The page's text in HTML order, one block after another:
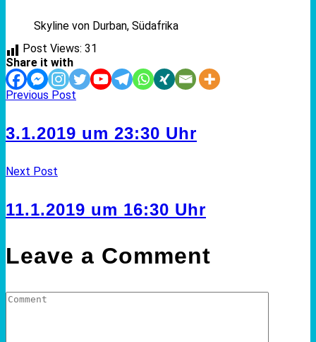
Skyline von Durban, Südafrika
Post Views: 31
Share it with
Previous Post
3.1.2019 um 23:30 Uhr
Next Post
11.1.2019 um 16:30 Uhr
Leave a Comment